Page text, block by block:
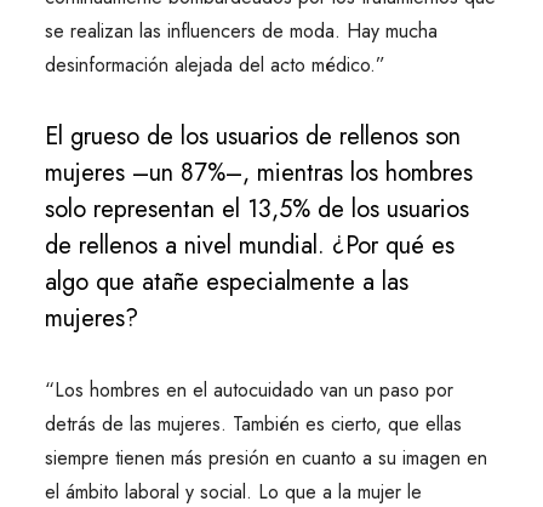
se realizan las influencers de moda. Hay mucha
desinformación alejada del acto médico.”
El grueso de los usuarios de rellenos son
mujeres –un 87%–, mientras los hombres
solo representan el 13,5% de los usuarios
de rellenos a nivel mundial. ¿Por qué es
algo que atañe especialmente a las
mujeres?
“Los hombres en el autocuidado van un paso por
detrás de las mujeres. También es cierto, que ellas
siempre tienen más presión en cuanto a su imagen en
el ámbito laboral y social. Lo que a la mujer le